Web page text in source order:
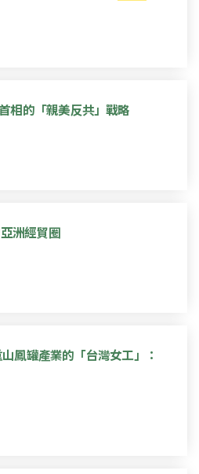
相的「親美反共」戰略
洲經貿圈
鳳罐產業的「台灣女工」：